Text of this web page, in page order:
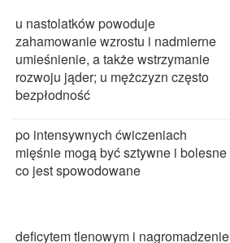
u nastolatków powoduje
zahamowanie wzrostu i nadmierne
umieśnienie, a także wstrzymanie
rozwoju jąder; u mężczyzn często
bezpłodność
po intensywnych ćwiczeniach
mięśnie mogą być sztywne i bolesne
co jest spowodowane
deficytem tlenowym i nagromadzenie